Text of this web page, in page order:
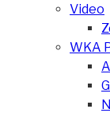
Video
WKA